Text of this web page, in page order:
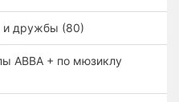
и дружбы (80)
ABBA + по мюзиклу